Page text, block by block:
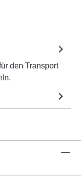
den Transport